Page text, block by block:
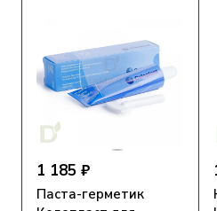
1 185 ₽
Паста-герметик